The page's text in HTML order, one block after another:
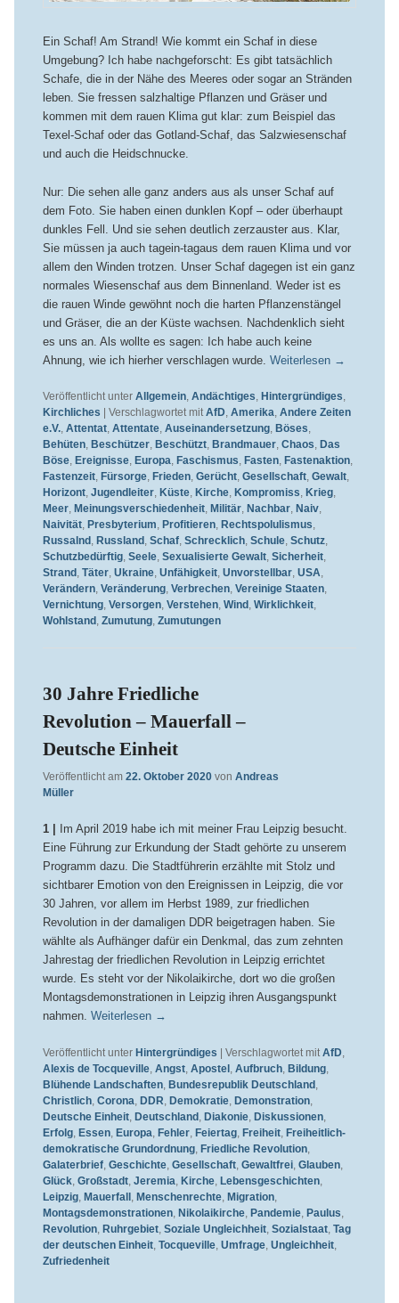
Ein Schaf! Am Strand! Wie kommt ein Schaf in diese
Umgebung? Ich habe nachgeforscht: Es gibt tatsächlich
Schafe, die in der Nähe des Meeres oder sogar an Stränden
leben. Sie fressen salzhaltige Pflanzen und Gräser und
kommen mit dem rauen Klima gut klar: zum Beispiel das
Texel-Schaf oder das Gotland-Schaf, das Salzwiesenschaf
und auch die Heidschnucke.
Nur: Die sehen alle ganz anders aus als unser Schaf auf
dem Foto. Sie haben einen dunklen Kopf – oder überhaupt
dunkles Fell. Und sie sehen deutlich zerzauster aus. Klar,
Sie müssen ja auch tagein-tagaus dem rauen Klima und vor
allem den Winden trotzen. Unser Schaf dagegen ist ein ganz
normales Wiesenschaf aus dem Binnenland. Weder ist es
die rauen Winde gewöhnt noch die harten Pflanzenstängel
und Gräser, die an der Küste wachsen. Nachdenklich sieht
es uns an. Als wollte es sagen: Ich habe auch keine
Ahnung, wie ich hierher verschlagen wurde. Weiterlesen →
Veröffentlicht unter Allgemein, Andächtiges Hintergründiges
Kirchliches | Verschlagwortet mit AfD Amerika Andere Zeiten
e.V., Attentat, Attentate, Auseinandersetzung, Böses
Behüten, Beschützer, Beschützt, Brandmauer, Chaos Das
Böse, Ereignisse, Europa Faschismus Fasten, Fastenaktion,
Fastenzeit, Fürsorge, Frieden, Gerücht, Gesellschaft, Gewalt,
Horizont, Jugendleiter, Küste, Kirche, Kompromiss Krieg,
Meer, Meinungsverschiedenheit, Militär, Nachbar, Naiv,
Naivität, Presbyterium Profitieren, Rechtspolulismus
Russalnd, Russland, Schaf, Schrecklich, Schule, Schutz,
Schutzbedürftig, Seele, Sexualisierte Gewalt, Sicherheit,
Strand, Täter, Ukraine, Unfähigkeit, Unvorstellbar, USA
Verändern, Veränderung, Verbrechen, Vereinige Staaten,
Vernichtung, Versorgen, Verstehen, Wind, Wirklichkeit,
Wohlstand, Zumutung, Zumutungen
30 Jahre Friedliche
Revolution – Mauerfall –
Deutsche Einheit
Veröffentlicht am 22. Oktober 2020 von Andreas
Müller
1 |
Im April 2019 habe ich mit meiner Frau Leipzig besucht.
Eine Führung zur Erkundung der Stadt gehörte zu unserem
Programm dazu. Die Stadtführerin erzählte mit Stolz und
sichtbarer Emotion von den Ereignissen in Leipzig, die vor
30 Jahren, vor allem im Herbst 1989, zur friedlichen
Revolution in der damaligen DDR beigetragen haben. Sie
wählte als Aufhänger dafür ein Denkmal, das zum zehnten
Jahrestag der friedlichen Revolution in Leipzig errichtet
wurde. Es steht vor der Nikolaikirche, dort wo die großen
Montagsdemonstrationen in Leipzig ihren Ausgangspunkt
nahmen. Weiterlesen →
Veröffentlicht unter Hintergründiges | Verschlagwortet mit AfD
Alexis de Tocqueville, Angst, Apostel, Aufbruch, Bildung,
Blühende Landschaften, Bundesrepublik Deutschland,
Christlich, Corona DDR Demokratie, Demonstration,
Deutsche Einheit, Deutschland, Diakonie, Diskussionen,
Erfolg, Essen, Europa Fehler, Feiertag, Freiheit, Freiheitlich-
demokratische Grundordnung, Friedliche Revolution,
Galaterbrief, Geschichte, Gesellschaft, Gewaltfrei, Glauben,
Glück, Großstadt, Jeremia Kirche, Lebensgeschichten,
Leipzig, Mauerfall, Menschenrechte, Migration,
Montagsdemonstrationen, Nikolaikirche, Pandemie, Paulus
Revolution, Ruhrgebiet, Soziale Ungleichheit, Sozialstaat, Tag
der deutschen Einheit, Tocqueville, Umfrage, Ungleichheit,
Zufriedenheit